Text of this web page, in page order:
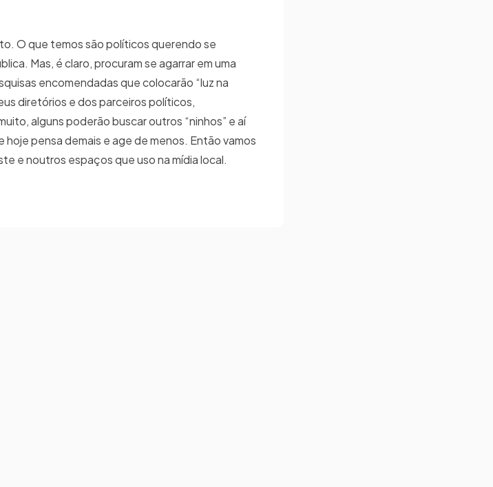
O que temos são políticos querendo se
Mas, é claro, procuram se agarrar em uma
encomendadas que colocarão “luz na
diretórios e dos parceiros políticos,
alguns poderão buscar outros “ninhos” e aí
pensa demais e age de menos. Então vamos
e noutros espaços que uso na mídia local.